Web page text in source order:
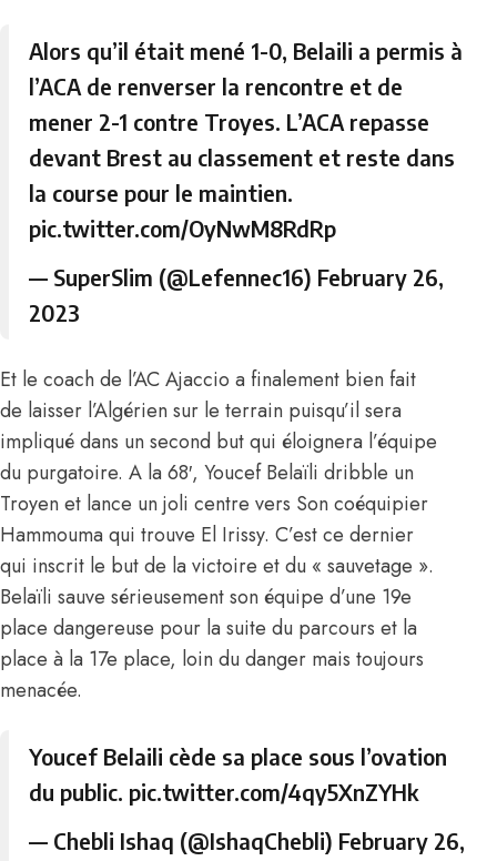
Alors qu’il était mené 1-0, Belaili a permis à
l’ACA de renverser la rencontre et de
mener 2-1 contre Troyes. L’ACA repasse
devant Brest au classement et reste dans
la course pour le maintien.
pic.twitter.com/OyNwM8RdRp
— SuperSlim (@Lefennec16) February 26,
2023
Et le coach de l’AC Ajaccio a finalement bien fait
de laisser l’Algérien sur le terrain puisqu’il sera
impliqué dans un second but qui éloignera l’équipe
du purgatoire. A la 68′, Youcef Belaïli dribble un
Troyen et lance un joli centre vers Son coéquipier
Hammouma qui trouve El Irissy. C’est ce dernier
qui inscrit le but de la victoire et du « sauvetage ».
Belaïli sauve sérieusement son équipe d’une 19e
place dangereuse pour la suite du parcours et la
place à la 17e place, loin du danger mais toujours
menacée.
Youcef Belaili cède sa place sous l’ovation
du public. pic.twitter.com/4qy5XnZYHk
— Chebli Ishaq (@IshaqChebli) February 26,